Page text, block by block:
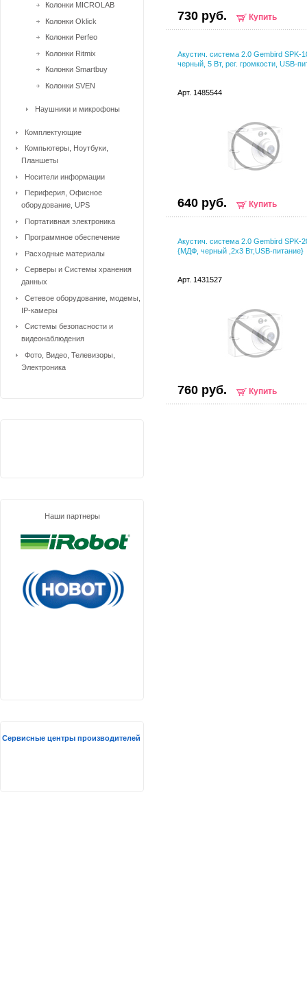
730 руб. Купить
Акустич. система 2.0 Gembird SPK-
черный, 5 Вт, рег. громкости, USB-
Арт. 1485544
640 руб. Купить
Акустич. система 2.0 Gembird SPK-
{МДФ, черный ,2х3 Вт,USB-питание}
Арт. 1431527
760 руб. Купить
Колонки MICROLAB
Колонки Oklick
Колонки Perfeo
Колонки Ritmix
Колонки Smartbuy
Колонки SVEN
Наушники и микрофоны
Комплектующие
Компьютеры, Ноутбуки,
Планшеты
Носители информации
Периферия, Офисное
оборудование, UPS
Портативная электроника
Программное обеспечение
Расходные материалы
Серверы и Системы хранения
данных
Сетевое оборудование, модемы,
IP-камеры
Системы безопасности и
видеонаблюдения
Фото, Видео, Телевизоры,
Электроника
Наши партнеры
Сервисные центры производителей